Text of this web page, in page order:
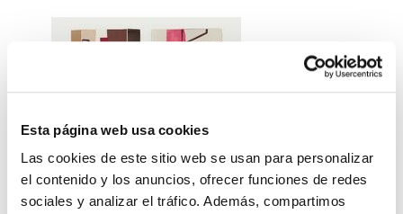
Esta página web usa cookies
Las cookies de este sitio web se usan para personalizar
el contenido y los anuncios, ofrecer funciones de redes
sociales y analizar el tráfico. Además, compartimos